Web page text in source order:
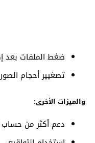
ضغط الملفات بعد
تصغيير أحجام
والميزات الأخرى:
دعم أكثر من حساب